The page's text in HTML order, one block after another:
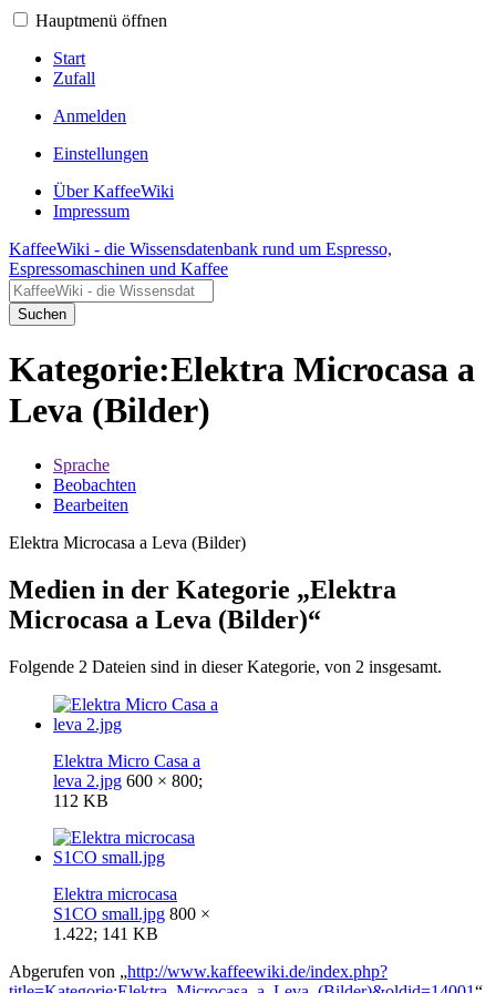
Hauptmenü öffnen
Start
Zufall
Anmelden
Einstellungen
Über KaffeeWiki
Impressum
KaffeeWiki - die Wissensdatenbank rund um Espresso,
Espressomaschinen und Kaffee
Suchen
Kategorie:Elektra Microcasa a
Leva (Bilder)
Sprache
Beobachten
Bearbeiten
Elektra Microcasa a Leva (Bilder)
Medien in der Kategorie „Elektra
Microcasa a Leva (Bilder)“
Folgende 2 Dateien sind in dieser Kategorie, von 2 insgesamt.
Elektra Micro Casa a
leva 2.jpg 600 × 800;
112 KB
Elektra microcasa
S1CO small.jpg 800 ×
1.422; 141 KB
Abgerufen von „http://www.kaffeewiki.de/index.php?